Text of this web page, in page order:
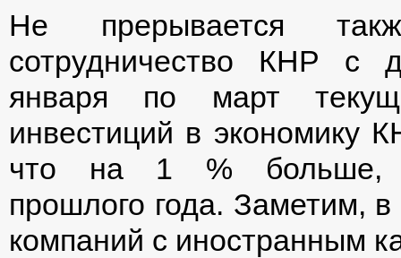
Не прерывается
сотрудничество КНР с
января по март
инвестиций в
что на 1 % больше,
прошлого года. Заметим,
компаний с иностранным